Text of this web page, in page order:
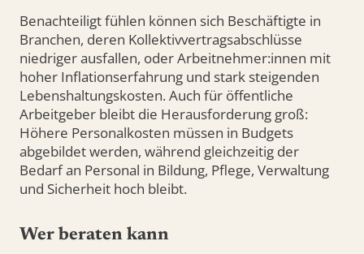
Benachteiligt fühlen können sich Beschäftigte in
Branchen, deren Kollektivvertragsabschlüsse
niedriger ausfallen, oder Arbeitnehmer:innen mit
hoher Inflationserfahrung und stark steigenden
Lebenshaltungskosten. Auch für öffentliche
Arbeitgeber bleibt die Herausforderung groß:
Höhere Personalkosten müssen in Budgets
abgebildet werden, während gleichzeitig der
Bedarf an Personal in Bildung, Pflege, Verwaltung
und Sicherheit hoch bleibt.
Wer beraten kann